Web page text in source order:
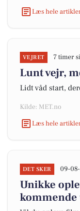
Læs hele
VEJRET 7 timer
Lunt vejr,
Lidt våd start,
Kilde: MET.no
Læs hele
DET SKER 09-
Unikke
kommende